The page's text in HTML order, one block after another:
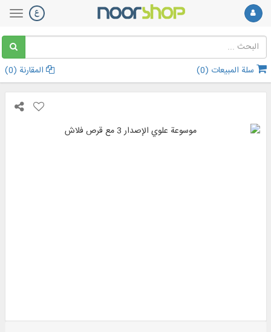
سلة المبيعات (0
) المقارنة (0
)